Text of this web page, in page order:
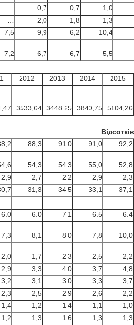
0,7 0,7 1,0
2,0 1,8 1,3
7,5 9,9 6,2 10,4
7,2 6,7 6,7 5,5
2012 2013 2014 2015
3533,64 3448.25 3849,75 5104,26
Відсотків
88,3 91,0 91,0 92,2
54,3 54,3 55,0 52,8
2,9 2,7 2,2 2,9 2,3
31,3 34,5 33,1 37,1
6,0 6,0 7,1 6,5 6,4
7,3 8,1 8,0 7,8 10,0
2,0 1,7 2,3 2,5 2,2
2,9 3,3 4,0 3,7 4,8
3,2 3,1 3,0 3,3 3,7
2,3 2,5 2,9 2,6 2,2
1,4 1,2 1,4 1,1 1,0
1,2 1,3 1,6 1,3 1,3